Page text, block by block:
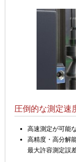
圧倒的な測定速
高速測定が可能
高精度・高分解
最大許容測定誤